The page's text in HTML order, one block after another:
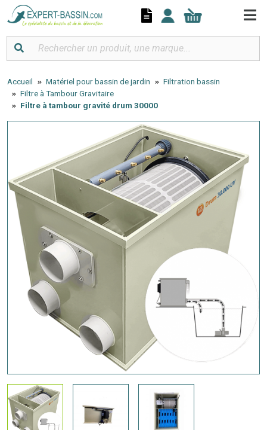
Accueil Matériel pour bassin de jardin
Filtration bassin
Filtre à Tambour Gravitaire
Filtre à tambour gravité drum 30000
Panneau de gestion des cookies